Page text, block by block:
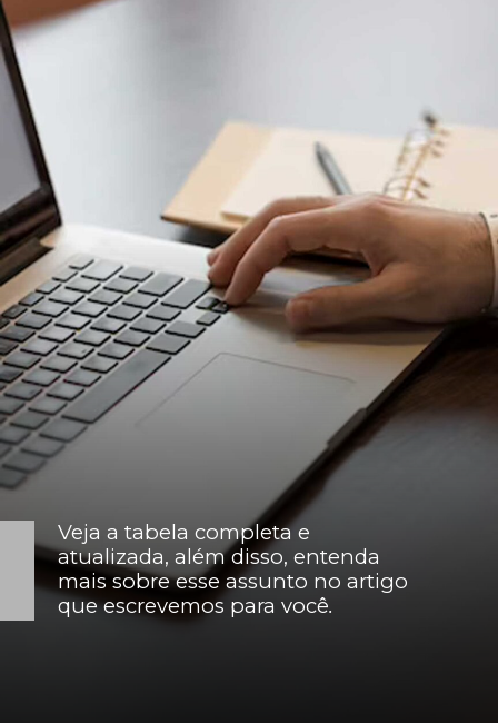
Veja a tabela completa e
atualizada, além disso, entenda
mais sobre esse assunto no artigo
que escrevemos para você.